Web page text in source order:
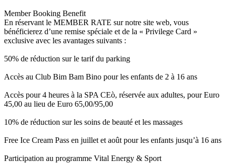
Member Booking Benefit
En réservant le MEMBER RATE sur notre site web, vous
bénéficierez d’une remise spéciale et de la « Privilege Card »
exclusive avec les avantages suivants :
50% de réduction sur le tarif du parking
Accès au Club Bim Bam Bino pour les enfants de 2 à 16 ans
Accès pour 4 heures à la SPA CEò, réservée aux adultes, pour Euro
45,00 au lieu de Euro 65,00/95,00
10% de réduction sur les soins de beauté et les massages
Free Ice Cream Pass en juillet et août pour les enfants jusqu’à 16 ans
Participation au programme Vital Energy & Sport